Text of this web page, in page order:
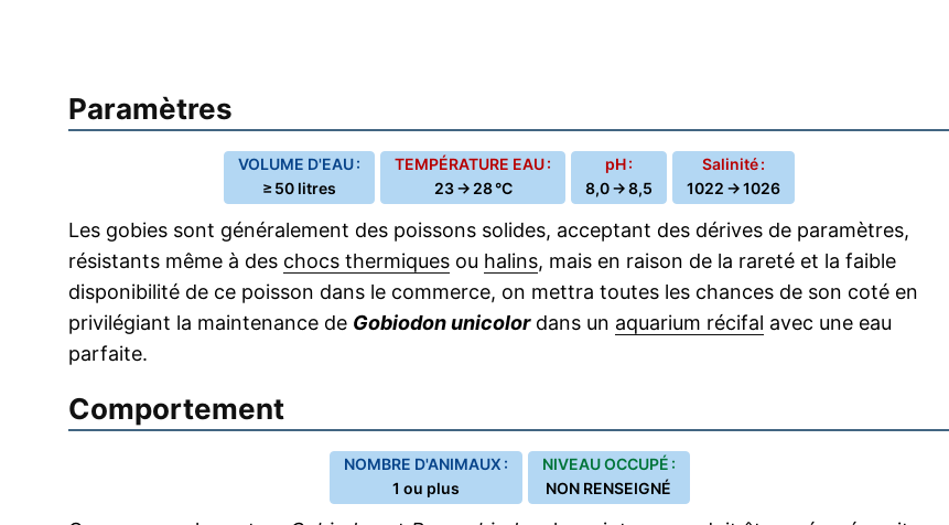
Paramètres
VOLUME D'EAU :
≥ 50 litres
TEMPÉRATURE EAU :
23 → 28 °C
pH :
8,0 → 8,5
Salinité :
1022 → 1026
Les gobies sont généralement des poissons solides, acceptant des dérives de paramètres,
résistants même à des chocs thermiques ou halins, mais en raison de la rareté et la faible
disponibilité de ce poisson dans le commerce, on mettra toutes les chances de son coté en
privilégiant la maintenance de Gobiodon unicolordans un aquarium récifal avec une eau
parfaite.
Comportement
NOMBRE D'ANIMAUX :
1 ou plus
NIVEAU OCCUPÉ :
NON RENSEIGNÉ